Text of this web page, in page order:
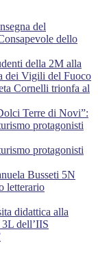
del
dello
della 2M alla
dei Vigili del Fuoco
Cornelli trionfa al
Terre di Novi”:
protagonisti
protagonisti
Busseti 5N
letterario
didattica alla
dell’IIS